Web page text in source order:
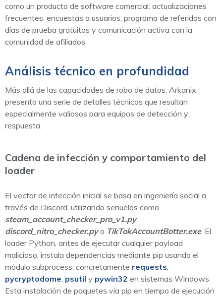
como un producto de software comercial: actualizaciones
frecuentes, encuestas a usuarios, programa de referidos con
días de prueba gratuitos y comunicación activa con la
comunidad de afiliados.
Análisis técnico en profundidad
Más allá de las capacidades de robo de datos, Arkanix
presenta una serie de detalles técnicos que resultan
especialmente valiosos para equipos de detección y
respuesta.
Cadena de infección y comportamiento del
loader
El vector de infección inicial se basa en ingeniería social a
través de Discord, utilizando señuelos como
steam_account_checker_pro_v1.py,
discord_nitro_checker.pyo TikTokAccountBotter.exe. El
loader Python, antes de ejecutar cualquier payload
malicioso, instala dependencias mediante pip usando el
módulo subprocess: concretamente requests,
pycryptodome, psutil y pywin32 en sistemas Windows.
Esta instalación de paquetes vía pip en tiempo de ejecución